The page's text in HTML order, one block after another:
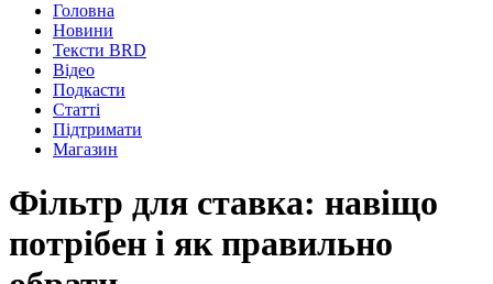
Головна
Новини
Тексти BRD
Відео
Подкасти
Статті
Підтримати
Магазин
Фільтр для ставка: навіщо
потрібен і як правильно